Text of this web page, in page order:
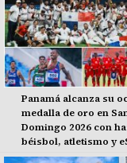
Panamá alcanza su
medalla de oro en
Domingo 2026 con
béisbol, atletismo y